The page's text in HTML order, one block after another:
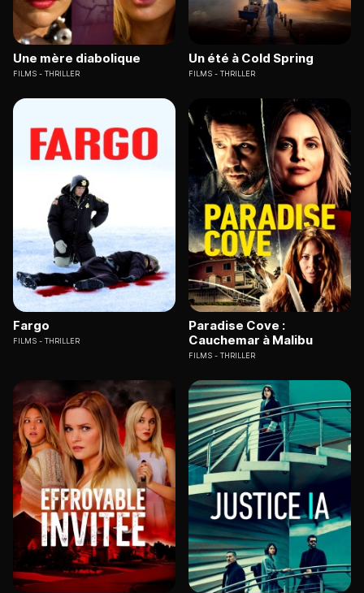
Une mère diabolique
FILMS THRILLER
Un été à Cold Spring
FILMS THRILLER
Fargo
FILMS THRILLER
Paradise Cove :
Cauchemar à Malibu
FILMS THRILLER